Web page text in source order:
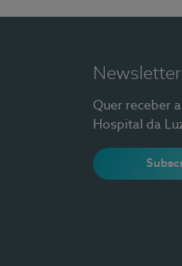
Newsletter
Quer receber
Hospital da